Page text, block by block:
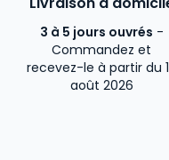
3 à 5 jours ouvrés -
Commandez et
recevez-le à partir du
août 2026